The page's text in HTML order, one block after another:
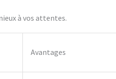
à vos attentes.
Avantages